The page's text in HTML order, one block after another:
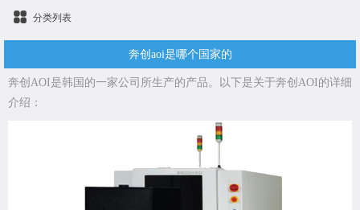
分类列表
奔创aoi是哪个国家的
奔创AOI是韩国的一家公司所生产的产品。以下是关于奔创AOI的详细
介绍：